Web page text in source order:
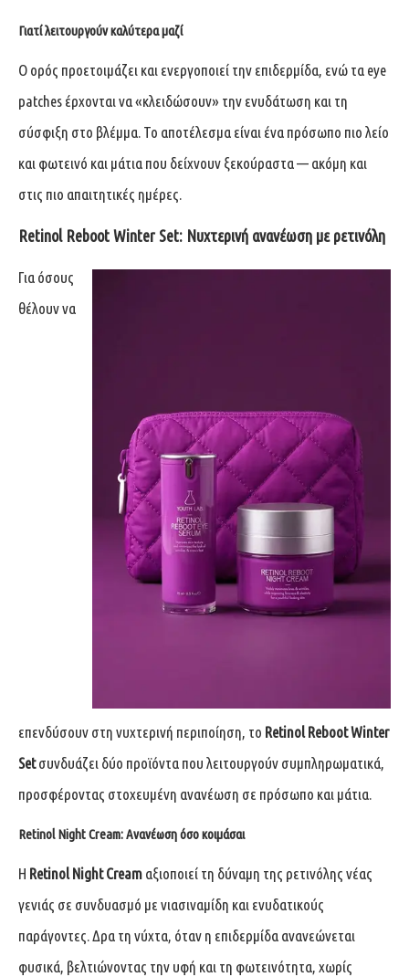
Γιατί λειτουργούν καλύτερα μαζί
Ο ορός προετοιμάζει και ενεργοποιεί την επιδερμίδα, ενώ τα eye
patches έρχονται να «κλειδώσουν» την ενυδάτωση και τη
σύσφιξη στο βλέμμα. Το αποτέλεσμα είναι ένα πρόσωπο πιο λείο
και φωτεινό και μάτια που δείχνουν ξεκούραστα — ακόμη και
στις πιο απαιτητικές ημέρες.
Retinol Reboot Winter Set: Νυχτερινή ανανέωση με ρετινόλη
Για όσους
θέλουν να
επενδύσουν στη νυχτερινή περιποίηση, το Retinol Reboot Winter
Setσυνδυάζει δύο προϊόντα που λειτουργούν συμπληρωματικά,
προσφέροντας στοχευμένη ανανέωση σε πρόσωπο και μάτια.
Retinol Night Cream: Ανανέωση όσο κοιμάσαι
Η Retinol Night Cream αξιοποιεί τη δύναμη της ρετινόλης νέας
γενιάς σε συνδυασμό με νιασιναμίδη και ενυδατικούς
παράγοντες. Δρα τη νύχτα, όταν η επιδερμίδα ανανεώνεται
φυσικά, βελτιώνοντας την υφή και τη φωτεινότητα, χωρίς